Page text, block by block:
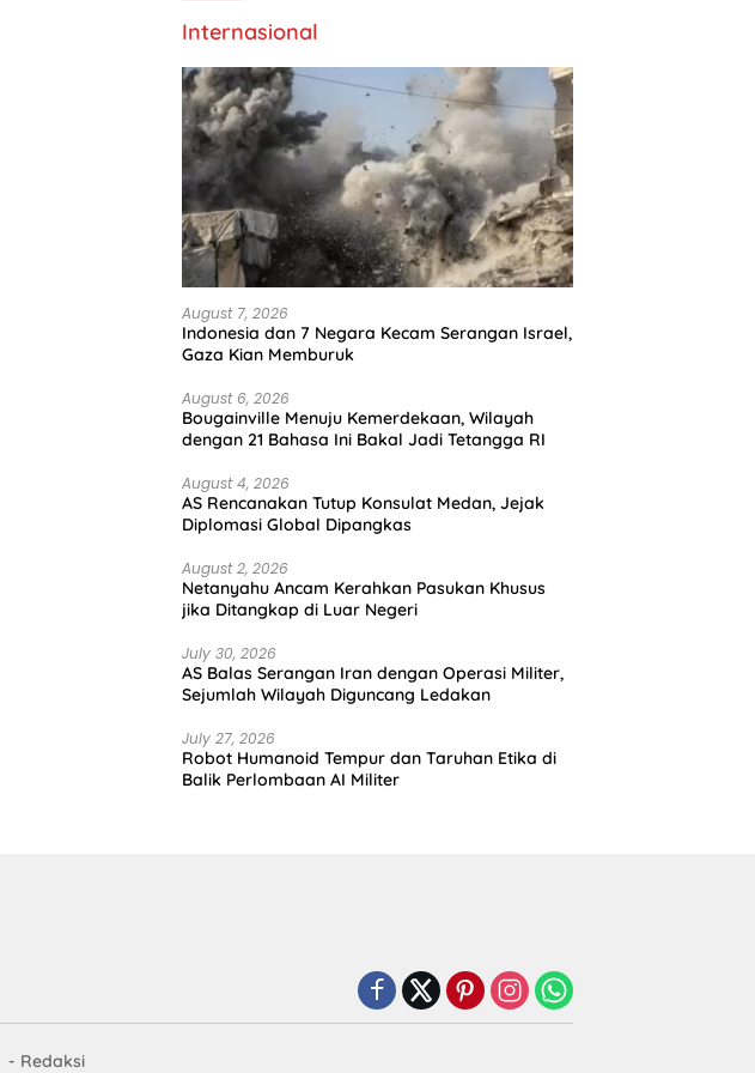
Internasional
August 7, 2026
Indonesia dan 7 Negara Kecam Serangan Israel,
Gaza Kian Memburuk
August 6, 2026
Bougainville Menuju Kemerdekaan, Wilayah
dengan 21 Bahasa Ini Bakal Jadi Tetangga RI
August 4, 2026
AS Rencanakan Tutup Konsulat Medan, Jejak
Diplomasi Global Dipangkas
August 2, 2026
Netanyahu Ancam Kerahkan Pasukan Khusus
jika Ditangkap di Luar Negeri
July 30, 2026
AS Balas Serangan Iran dengan Operasi Militer,
Sejumlah Wilayah Diguncang Ledakan
July 27, 2026
Robot Humanoid Tempur dan Taruhan Etika di
Balik Perlombaan AI Militer
Redaksi